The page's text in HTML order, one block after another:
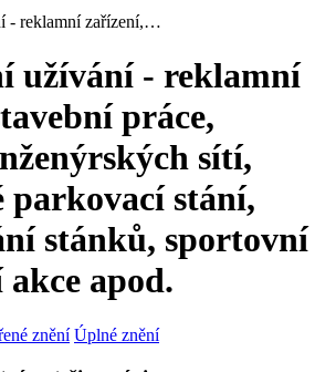
- reklamní zařízení,…
užívání - reklamní
práce,
sítí,
parkovací stání,
stánků, sportovní
apod.
znění Úplné znění